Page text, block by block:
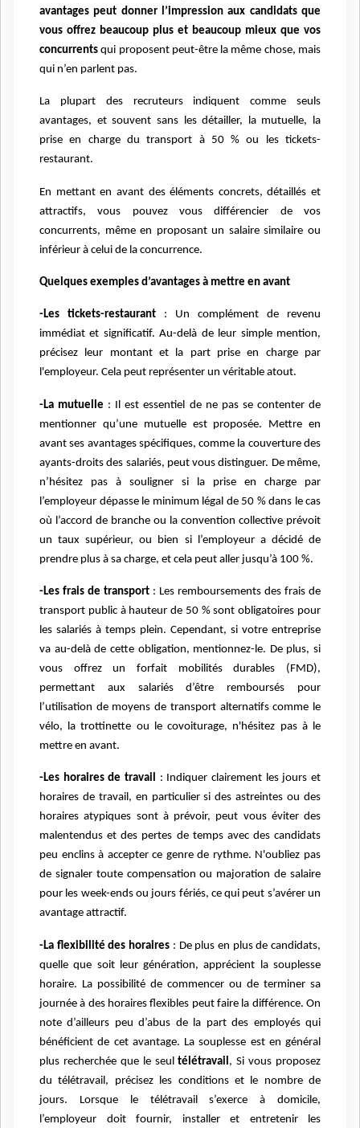
avantages peut donner l’impression aux candidats que
vous offrez beaucoup plus et beaucoup mieux que vos
concurrents qui proposent peut-être la même chose, mais
qui n’en parlent pas.
La plupart des recruteurs indiquent comme seuls
avantages, et souvent sans les détailler, la mutuelle, la
prise en charge du transport à 50 % ou les tickets-
restaurant.
En mettant en avant des éléments concrets, détaillés et
attractifs, vous pouvez vous différencier de vos
concurrents, même en proposant un salaire similaire ou
inférieur à celui de la concurrence.
Quelques exemples d’avantages à mettre en avant
-Les tickets-restaurant : Un complément de revenu
immédiat et significatif. Au-delà de leur simple mention,
précisez leur montant et la part prise en charge par
l'employeur. Cela peut représenter un véritable atout.
-La mutuelle : Il est essentiel de ne pas se contenter de
mentionner qu’une mutuelle est proposée. Mettre en
avant ses avantages spécifiques, comme la couverture des
ayants-droits des salariés, peut vous distinguer. De même,
n’hésitez pas à souligner si la prise en charge par
l’employeur dépasse le minimum légal de 50 % dans le cas
où l’accord de branche ou la convention collective prévoit
un taux supérieur, ou bien si l’employeur a décidé de
prendre plus à sa charge, et cela peut aller jusqu’à 100 %.
-Les frais de transport : Les remboursements des frais de
transport public à hauteur de 50 % sont obligatoires pour
les salariés à temps plein. Cependant, si votre entreprise
va au-delà de cette obligation, mentionnez-le. De plus, si
vous offrez un forfait mobilités durables (FMD),
permettant aux salariés d’être remboursés pour
l’utilisation de moyens de transport alternatifs comme le
vélo, la trottinette ou le covoiturage, n'hésitez pas à le
mettre en avant.
-Les horaires de travail : Indiquer clairement les jours et
horaires de travail, en particulier si des astreintes ou des
horaires atypiques sont à prévoir, peut vous éviter des
malentendus et des pertes de temps avec des candidats
peu enclins à accepter ce genre de rythme. N'oubliez pas
de signaler toute compensation ou majoration de salaire
pour les week-ends ou jours fériés, ce qui peut s’avérer un
avantage attractif.
-La flexibilité des horaires : De plus en plus de candidats,
quelle que soit leur génération, apprécient la souplesse
horaire. La possibilité de commencer ou de terminer sa
journée à des horaires flexibles peut faire la différence. On
note d’ailleurs peu d’abus de la part des employés qui
bénéficient de cet avantage. La souplesse est en général
plus recherchée que le seultélétravail , Si vous proposez
du télétravail, précisez les conditions et le nombre de
jours. Lorsque le télétravail s’exerce à domicile,
l’employeur doit fournir, installer et entretenir les